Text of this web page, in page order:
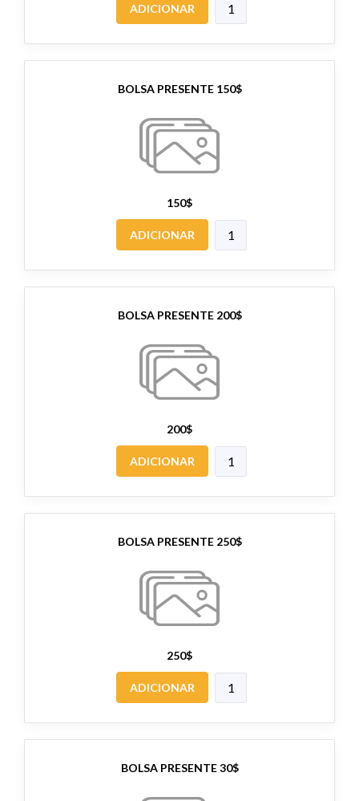
ADICIONAR
BOLSA PRESENTE 150$
150$
ADICIONAR
BOLSA PRESENTE 200$
200$
ADICIONAR
BOLSA PRESENTE 250$
250$
ADICIONAR
BOLSA PRESENTE 30$